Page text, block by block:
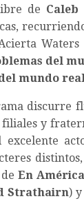
de Caleb
del
mundo
discurre
filiales y
excelente
deEn
Strathairn)